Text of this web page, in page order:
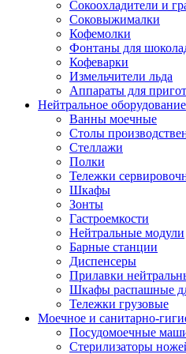
Сокоохладители и
Соковыжималки
Кофемолки
Фонтаны для
Кофеварки
Измельчители льда
Аппараты для
Нейтральное оборудование
Ванны моечные
Столы
Стеллажи
Полки
Тележки
Шкафы
Зонты
Гастроемкости
Нейтральные модули
Барные станции
Диспенсеры
Прилавки
Шкафы распашные
Тележки грузовые
Моечное и санитарно-
Посудомоечные
Стерилизаторы